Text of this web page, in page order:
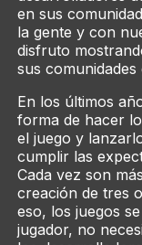
en sus
la gente y con
disfruto
sus comunidades
En los últimos
forma de hacer
el juego y
cumplir las
Cada vez son
creación de tres
eso, los juegos
jugador, no